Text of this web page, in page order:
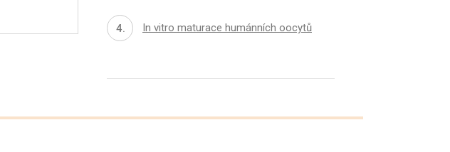
In vitro maturace humánních oocytů